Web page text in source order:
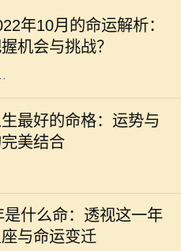
年10月的命运解析：
机会与挑战？
生活、工作和人际关系都有
视的影响。2022年10月，
的深处，各种能量此起彼
最好的命格：运势与
美结合
人生旅途中，命格的好坏常
命运的关键。一个良好的命
我们带来顺遂的机遇、丰盈
良好的社会关系，但究竟什
是什么命：透视这一年
与命运变迁
对于许多人而言，是一个精
年份。年头的寒风乍起，带
希望和挑战。在这个年份
星座将迎来命运的转折点。